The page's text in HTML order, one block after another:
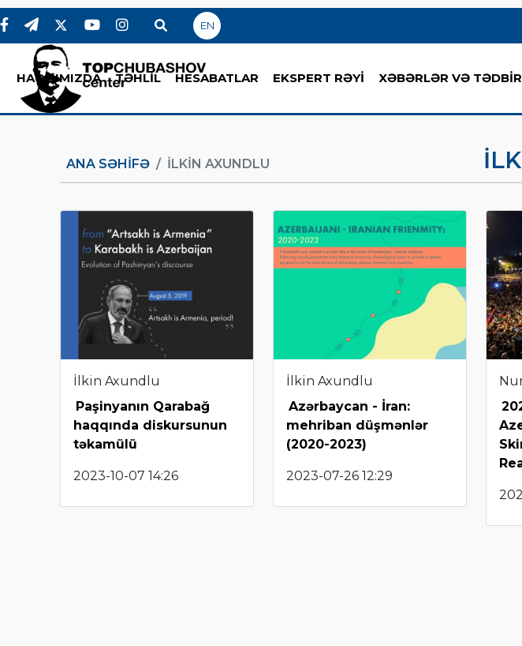
EN
HAQQIMIZDA TƏHLİL HESABATLAR EKSPERT RƏYİ XƏBƏRLƏR VƏ
ANA SƏHIFƏ İLKIN AXUNDLU
İlkin Axundlu
Paşinyanın Qarabağ
haqqında diskursunun
təkamülü
2023-10-07 14:26
İlkin Axundlu
Azərbaycan - İran:
mehriban düşmənlər
(2020-2023)
2023-07-26 12:29